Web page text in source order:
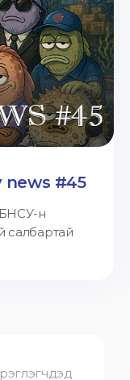
news #45
н
салбартай